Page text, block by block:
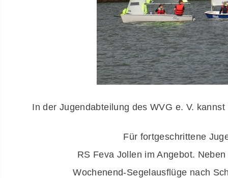
In der Jugendabteilung des WVG e. V. kannst
Für fortgeschrittene
RS Feva Jollen im Angebot. Neben
Wochenend-Segelausflüge nach